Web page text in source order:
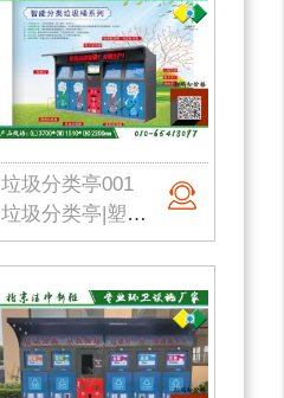
垃圾分类亭001
垃圾分类亭|塑料垃圾桶|户外垃圾站|公园垃圾桶|学校分类垃圾亭|北京垃圾桶厂家